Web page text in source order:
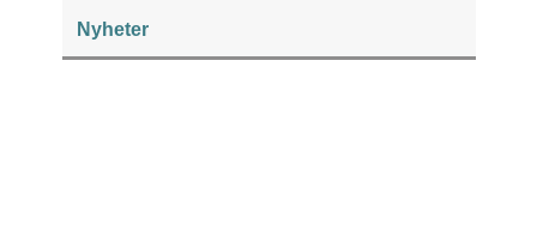
viktiga för tandvårdsrädda patienter.
Nyheter